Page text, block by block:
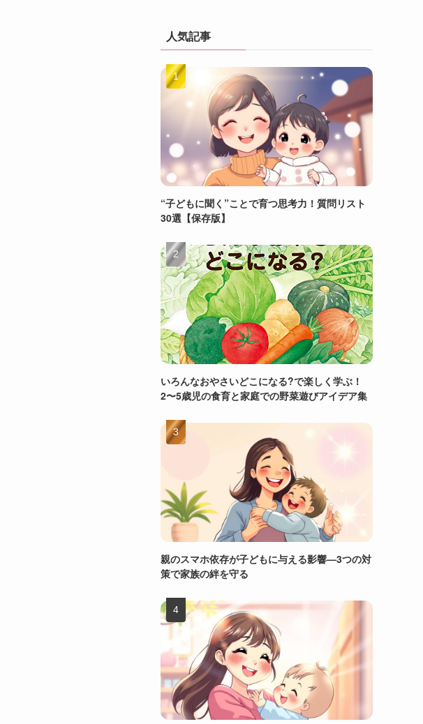
人気記事
“子どもに聞く”ことで育つ思考力！質問リスト
30選【保存版】
いろんなおやさいどこになる?で楽しく学ぶ！
2〜5歳児の食育と家庭での野菜遊びアイデア集
親のスマホ依存が子どもに与える影響—3つの対
策で家族の絆を守る